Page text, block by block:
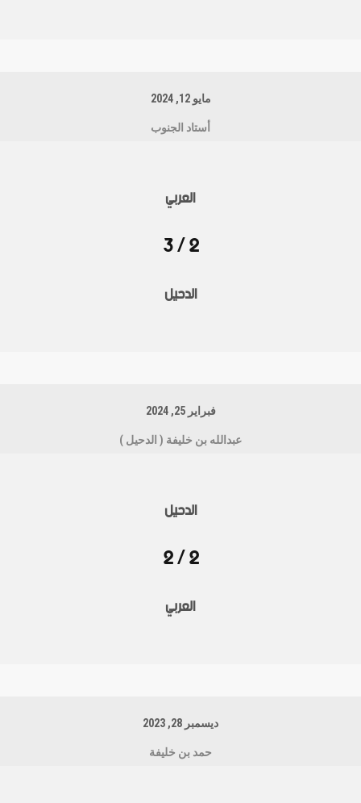
مايو 12, 2024
أستاد الجنوب
العربي
2 / 3
الدحيل
فبراير 25, 2024
عبدالله بن خليفة ( الدحيل )
الدحيل
2 / 2
العربي
ديسمبر 28, 2023
حمد بن خليفة